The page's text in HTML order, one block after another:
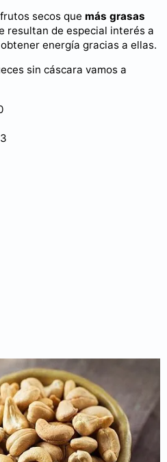
secos que más grasas
resultan de especial interés a
energía gracias a ellas.
sin cáscara vamos a